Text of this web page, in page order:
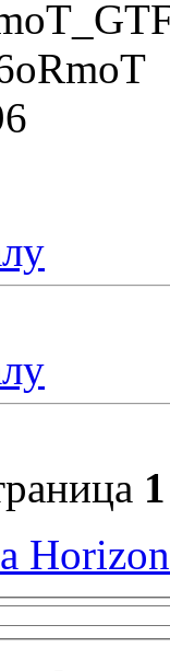
1
Horizon